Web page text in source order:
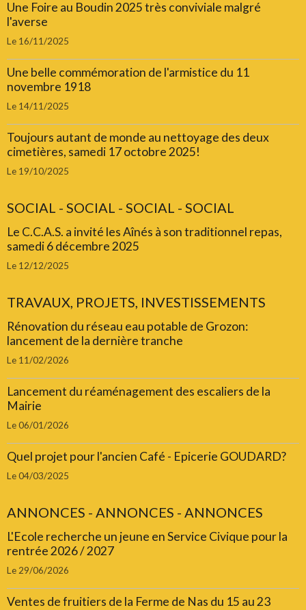
Une Foire au Boudin 2025 très conviviale malgré
l'averse
Le 16/11/2025
Une belle commémoration de l'armistice du 11
novembre 1918
Le 14/11/2025
Toujours autant de monde au nettoyage des deux
cimetières, samedi 17 octobre 2025!
Le 19/10/2025
SOCIAL - SOCIAL - SOCIAL - SOCIAL
Le C.C.A.S. a invité les Aînés à son traditionnel repas,
samedi 6 décembre 2025
Le 12/12/2025
TRAVAUX, PROJETS, INVESTISSEMENTS
Rénovation du réseau eau potable de Grozon:
lancement de la dernière tranche
Le 11/02/2026
Lancement du réaménagement des escaliers de la
Mairie
Le 06/01/2026
Quel projet pour l'ancien Café - Epicerie GOUDARD?
Le 04/03/2025
ANNONCES - ANNONCES - ANNONCES
L'Ecole recherche un jeune en Service Civique pour la
rentrée 2026 / 2027
Le 29/06/2026
Ventes de fruitiers de la Ferme de Nas du 15 au 23